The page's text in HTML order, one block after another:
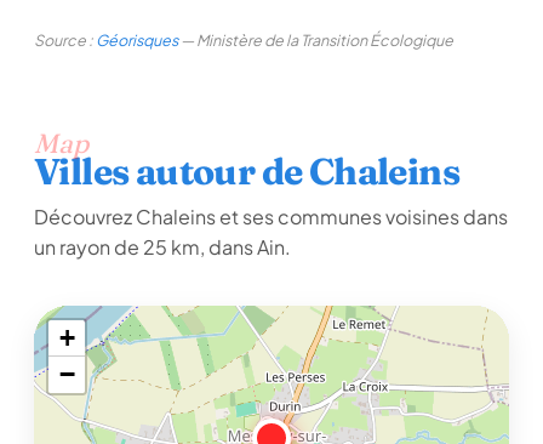
Source :Géorisques— Ministère de la Transition Écologique
Map
Villes autour de Chaleins
Découvrez Chaleins et ses communes voisines dans
un rayon de 25 km, dans Ain.
+
−